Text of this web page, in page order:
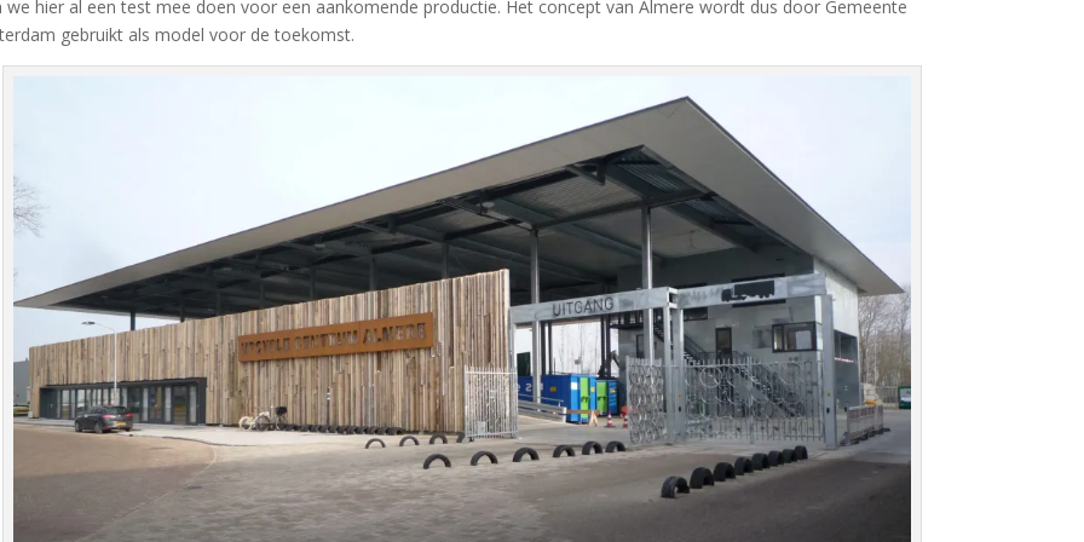
we hier al een test mee doen voor een aankomende productie. Het concept van Almere wordt dus door Gemeente
gebruikt als model voor de toekomst.